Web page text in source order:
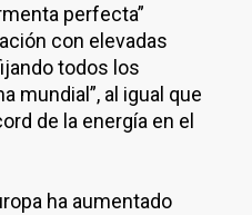
perfecta”
con elevadas
todos los
mundial”, al igual que
de la energía en el
ha aumentado